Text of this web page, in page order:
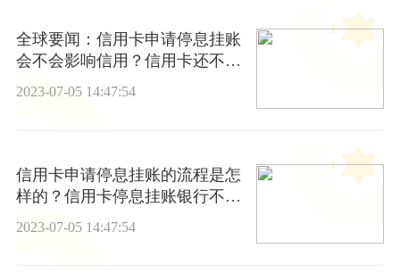
全球要闻：信用卡申请停息挂账
会不会影响信用？信用卡还不上
可以和银行协商吗
2023-07-05 14:47:54
信用卡申请停息挂账的流程是怎
样的？信用卡停息挂账银行不同
2023-07-05 14:47:54